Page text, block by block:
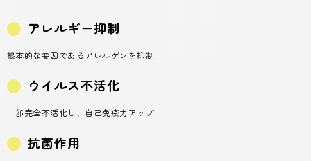
アレルギー抑制
根本的な要因であるアレルゲンを抑制
ウイルス不活化
一部完全不活化し、自己免疫力アップ
抗菌作用